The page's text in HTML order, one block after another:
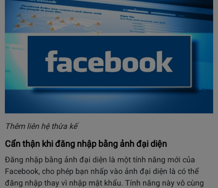
Thêm liên hệ thừa kế
Cẩn thận khi đăng nhập bằng ảnh đại diện
Đăng nhập bằng ảnh đại diện là một tính năng mới của
Facebook, cho phép bạn nhấp vào ảnh đại diện là có thể
đăng nhập thay vì nhập mật khẩu. Tính năng này vô cùng